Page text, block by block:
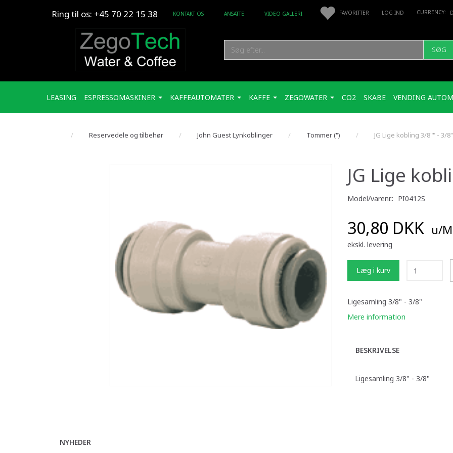
FAVORITTER LOG IND
Ring til os: +45 70 22 15 38 KONTAKT OS ANSATTE VIDEO GALLERI
SØG
LEASING ESPRESSOMASKINER KAFFEAUTOMATER KAFFE ZEGOWATER CO2 SKABE VENDING
Reservedele og tilbehør John Guest Lynkoblinger Tommer (") JG Lige kobling 3/8"" - 3/
JG Lige
Model/varenr.: PI0412S
30,80 DKK u/
ekskl. levering
Læg i kurv
Ligesamling 3/8" - 3/8"
Mere information
BESKRIVELSE
Ligesamling 3/8" - 3/8"
NYHEDER